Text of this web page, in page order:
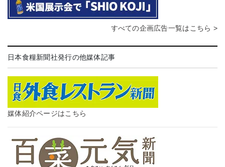
すべての企画広告一覧はこちら >
日本食糧新聞社発行の他媒体記事
媒体紹介ページはこちら